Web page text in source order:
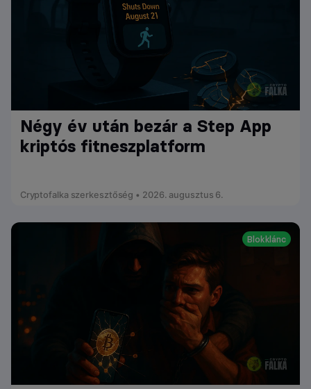
Négy év után bezár a Step App
kriptós fitneszplatform
Cryptofalka szerkesztőség • 2026. augusztus 6.
Blokklánc